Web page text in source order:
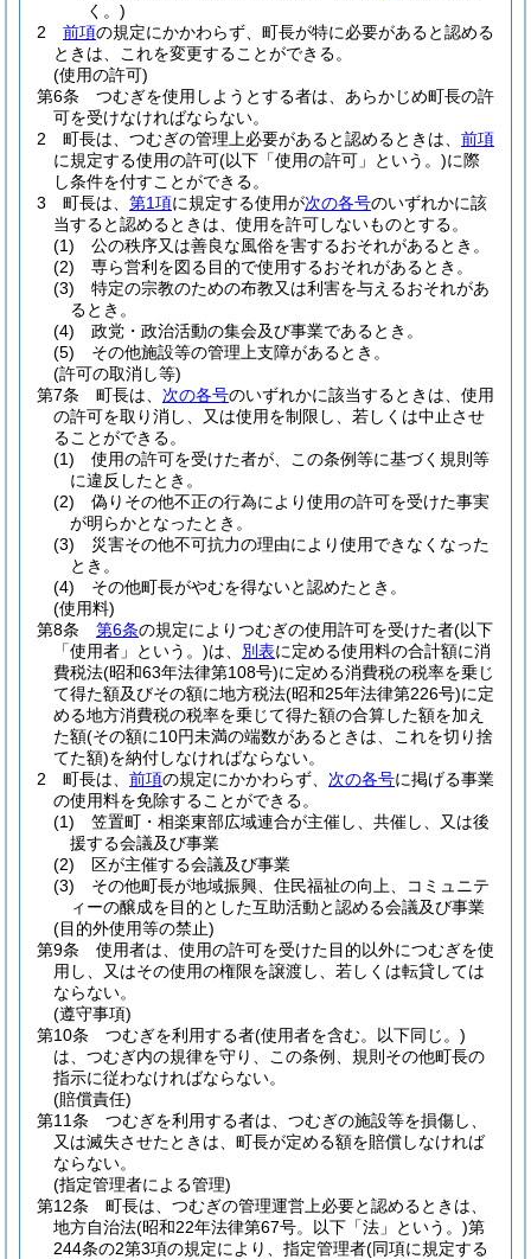
く。)
2
前項の規定にかかわらず、町長が特に必要があると認める
ときは、これを変更することができる。
(使用の許可)
第6条
つむぎを使用しようとする者は、あらかじめ町長の許
可を受けなければならない。
2
町長は、つむぎの管理上必要があると認めるときは、 前項
に規定する使用の許可(以下「使用の許可」という。)に際
し条件を付すことができる。
3
町長は、 第1項に規定する使用が次の各号のいずれかに該
当すると認めるときは、使用を許可しないものとする。
(1)
公の秩序又は善良な風俗を害するおそれがあるとき。
(2)
専ら営利を図る目的で使用するおそれがあるとき。
(3)
特定の宗教のための布教又は利害を与えるおそれがあ
るとき。
(4)
政党・政治活動の集会及び事業であるとき。
(5)
その他施設等の管理上支障があるとき。
(許可の取消し等)
第7条
町長は、 次の各号のいずれかに該当するときは、使用
の許可を取り消し、又は使用を制限し、若しくは中止させ
ることができる。
(1)
使用の許可を受けた者が、この条例等に基づく規則等
に違反したとき。
(2)
偽りその他不正の行為により使用の許可を受けた事実
が明らかとなったとき。
(3)
災害その他不可抗力の理由により使用できなくなった
とき。
(4)
その他町長がやむを得ないと認めたとき。
(使用料)
第8条
第6条の規定によりつむぎの使用許可を受けた者(以下
「使用者」という。)は、 別表に定める使用料の合計額に消
費税法(昭和63年法律第108号)に定める消費税の税率を乗じ
て得た額及びその額に地方税法(昭和25年法律第226号)に定
める地方消費税の税率を乗じて得た額の合算した額を加え
た額(その額に10円未満の端数があるときは、これを切り捨
てた額)を納付しなければならない。
2
町長は、 前項の規定にかかわらず、 次の各号に掲げる事業
の使用料を免除することができる。
(1)
笠置町・相楽東部広域連合が主催し、共催し、又は後
援する会議及び事業
(2)
区が主催する会議及び事業
(3)
その他町長が地域振興、住民福祉の向上、コミュニテ
ィーの醸成を目的とした互助活動と認める会議及び事業
(目的外使用等の禁止)
第9条
使用者は、使用の許可を受けた目的以外につむぎを使
用し、又はその使用の権限を譲渡し、若しくは転貸しては
ならない。
(遵守事項)
第10条
つむぎを利用する者(使用者を含む。以下同じ。)
は、つむぎ内の規律を守り、この条例、規則その他町長の
指示に従わなければならない。
(賠償責任)
第11条
つむぎを利用する者は、つむぎの施設等を損傷し、
又は滅失させたときは、町長が定める額を賠償しなければ
ならない。
(指定管理者による管理)
第12条
町長は、つむぎの管理運営上必要と認めるときは、
地方自治法(昭和22年法律第67号。以下「法」という。)第
244条の2第3項の規定により、指定管理者(同項に規定する